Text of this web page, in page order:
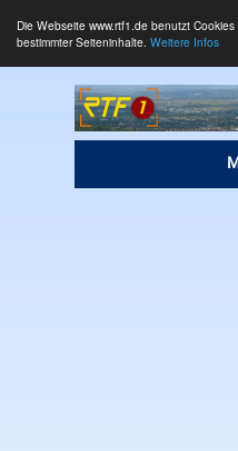
Die Webseite www.rtf1.de benutzt
bestimmter Seiteninhalte. Weitere Infos